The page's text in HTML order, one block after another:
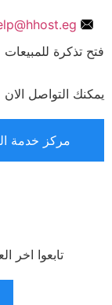
فتح تذكرة للمبيعات
يمكنك التواصل
مركز خدمة
تابعوا اخر